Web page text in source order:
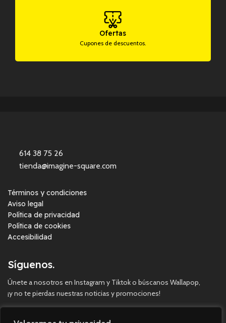
Ofertas
Cupones de descuentos.
614 38 75 26
tienda@imagine-square.com
Términos y condiciones
Aviso legal
Política de privacidad
Política de cookies
Accesibilidad
Síguenos.
Únete a nosotros en Instagram y Tiktok o búscanos Wallapop,
¡y no te pierdas nuestras noticias y promociones!